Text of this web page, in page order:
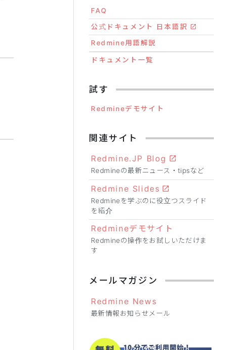
FAQ
公式ドキュメント 日本語訳
Redmine用語解説
ドキュメント一覧
試す
Redmineデモサイト
関連サイト
Redmine.JP Blog
Redmineの最新ニュース・tipsなど
Redmine Slides
Redmineを学ぶのに役立つスライド
を紹介
Redmineデモサイト
Redmineの操作をお試しいただけま
す
メールマガジン
Redmine News
最新情報お知らせメール